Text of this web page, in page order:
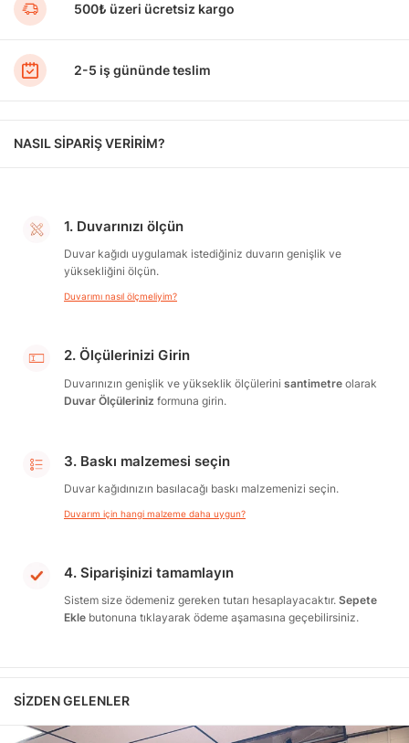
500₺ üzeri ücretsiz kargo
2-5 iş gününde teslim
NASIL SİPARİŞ VERİRİM?
1. Duvarınızı ölçün
Duvar kağıdı uygulamak istediğiniz duvarın genişlik ve
yüksekliğini ölçün.
Duvarımı nasıl ölçmeliyim?
2. Ölçülerinizi Girin
Duvarınızın genişlik ve yükseklik ölçülerini santimetre olarak
Duvar Ölçüleriniz formuna girin.
3. Baskı malzemesi seçin
Duvar kağıdınızın basılacağı baskı malzemenizi seçin.
Duvarım için hangi malzeme daha uygun?
4. Siparişinizi tamamlayın
Sistem size ödemeniz gereken tutarı hesaplayacaktır. Sepete
Ekle butonuna tıklayarak ödeme aşamasına geçebilirsiniz.
SIZDEN GELENLER